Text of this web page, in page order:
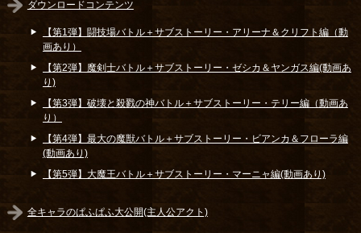
ダウンロードコンテンツ
【第1弾】闘技場バトル＋サブストーリー・アリーナ＆クリフト編（動
画あり）
【第2弾】魔剣士バトル＋サブストーリー・ゼシカ＆ヤンガス編(動画あ
り)
【第3弾】破壊と殺戮の神バトル＋サブストーリー・テリー編（動画あ
り）
【第4弾】最大の魔獣バトル＋サブストーリー・ビアンカ＆フローラ編
(動画あり)
【第5弾】大魔王バトル＋サブストーリー・マーニャ編(動画あり)
全キャラのぱふぱふ大公開(主人公アクト)